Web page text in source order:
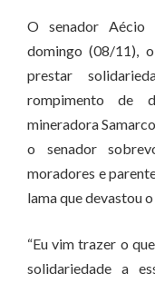
O senador Aécio
domingo (08/11),
prestar
rompimento de
mineradora
o senador
moradores e
lama que devastou
“Eu vim trazer o
solidariedade a